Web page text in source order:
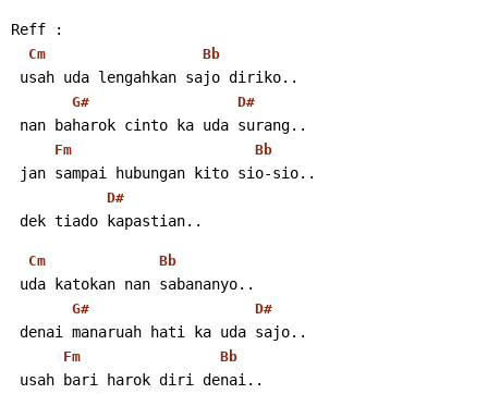
Reff :
Cm Bb
usah uda lengahkan sajo diriko..
G# D#
nan baharok cinto ka uda surang..
Fm Bb
jan sampai hubungan kito sio-sio..
D#
dek tiado kapastian..
Cm Bb
uda katokan nan sabananyo..
G# D#
denai manaruah hati ka uda sajo..
Fm Bb
usah bari harok diri denai..